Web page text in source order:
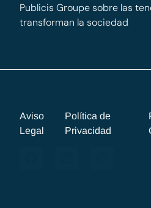
Publicis Groupe sobre las
transforman la sociedad
Aviso
Legal
Política de
Privacidad